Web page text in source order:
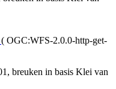
( OGC:WFS-2.0.0-http-get-
breuken in basis Klei van